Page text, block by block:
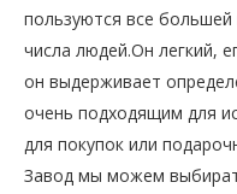
пользуются все
числа людей.Он легкий,
он выдерживает
очень подходящим для
для покупок или
Завод мы можем